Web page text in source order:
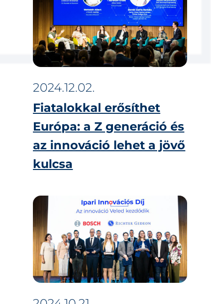
2024.12.02.
Fiatalokkal erősíthet
Európa: a Z generáció és
az innováció lehet a jövő
kulcsa